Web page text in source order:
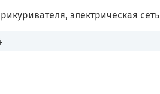
электрическая сеть